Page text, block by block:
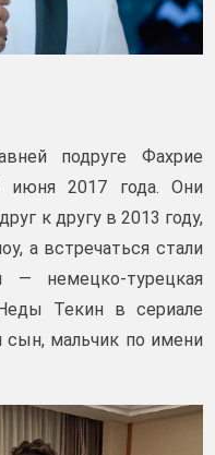
подруге Фахрие
2017 года. Они
к другу в 2013 году,
а встречаться стали
немецко-турецкая
Текин в сериале
сын, мальчик по имени